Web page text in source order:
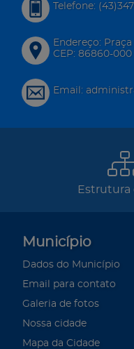
Telefone:
Endereço:
CEP: 86860-
Email:
Estrutura
Município
Dados do Município
Email para contato
Galeria de fotos
Nossa cidade
Mapa da Cidade